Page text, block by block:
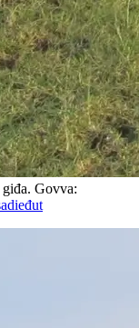
giđa. Govva: